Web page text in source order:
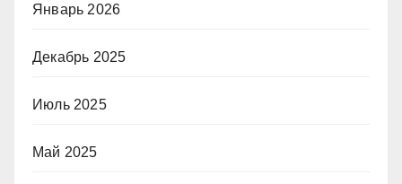
Январь 2026
Декабрь 2025
Июль 2025
Май 2025